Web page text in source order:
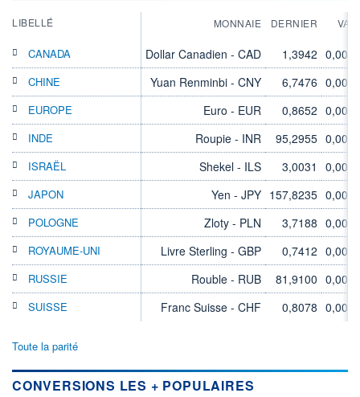
LIBELLÉ MONNAIE DERNIER VAR
CANADA Dollar Canadien - CAD 1,3942 0,00%
CHINE Yuan Renminbi - CNY 6,7476 0,00%
EUROPE Euro - EUR 0,8652 0,00%
INDE Roupie - INR 95,2955 0,00%
ISRAËL Shekel - ILS 3,0031 0,00%
JAPON Yen - JPY 157,8235 0,00%
POLOGNE Zloty - PLN 3,7188 0,00%
ROYAUME-UNI Livre Sterling - GBP 0,7412 0,00%
RUSSIE Rouble - RUB 81,9100 0,00%
SUISSE Franc Suisse - CHF 0,8078 0,00%
Toute la parité
CONVERSIONS LES + POPULAIRES